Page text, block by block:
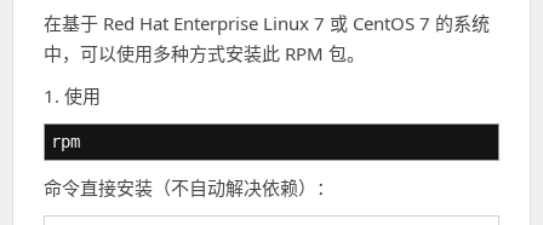
在基于 Red Hat Enterprise Linux 7 或 CentOS 7 的系统
中，可以使用多种方式安装此 RPM 包。
1. 使用
rpm
命令直接安装（不自动解决依赖）：